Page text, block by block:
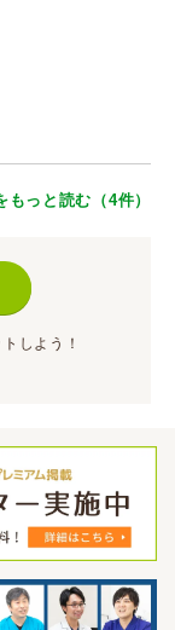
もっと読む（4件）
しよう！